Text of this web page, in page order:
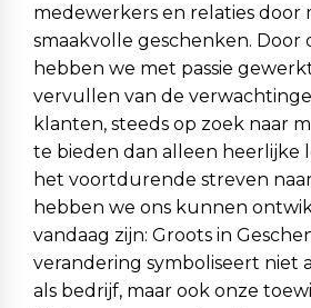
medewerkers en relaties door
smaakvolle geschenken. Door
hebben we met passie
vervullen van de
klanten, steeds op zoek naar
te bieden dan alleen heerlijke
het voortdurende streven
hebben we ons kunnen
vandaag zijn: Groots in
verandering symboliseert niet
als bedrijf, maar ook onze